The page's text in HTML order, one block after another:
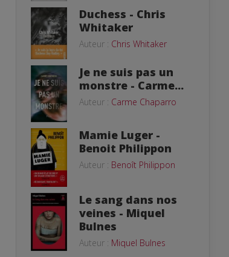
Duchess - Chris
Whitaker
Auteur : Chris Whitaker
Je ne suis pas un
monstre - Carme...
Auteur : Carme Chaparro
Mamie Luger -
Benoit Philippon
Auteur : Benoît Philippon
Le sang dans nos
veines - Miquel
Bulnes
Auteur : Miquel Bulnes